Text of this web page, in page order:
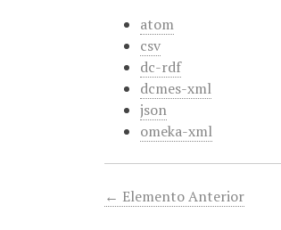
atom
csv
dc-rdf
dcmes-xml
json
omeka-xml
← Elemento Anterior